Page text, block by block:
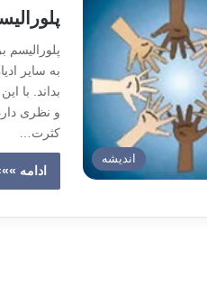
اندیشه
پلورالیسم
به سایر
بداند. با
و نظری
کثرت…
ادامه